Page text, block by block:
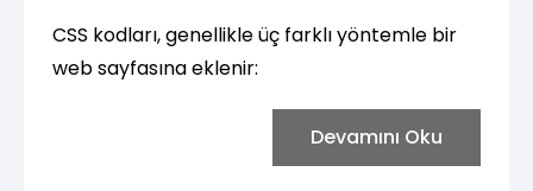
CSS kodları, genellikle üç farklı yöntemle bir
web sayfasına eklenir:
Devamını Oku